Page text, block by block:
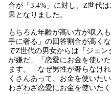
合が「3.4%」に対し、Z世代
果となりました。
もちろん年齢が高い方が収入
手に奢る」の回答割合が高く
でZ世代の男女からは「ジェ
が嫌だ」「恋愛にお金を使い
ます。「なぜ男性が奢らなけ
くさんあって、お金を使いた
わざわざ恋愛にお金を使いた